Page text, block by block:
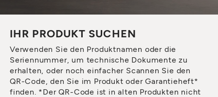
IHR PRODUKT SUCHEN
Verwenden Sie den Produktnamen oder die
Seriennummer, um technische Dokumente zu
erhalten, oder noch einfacher Scannen Sie den
QR-Code, den Sie im Produkt oder Garantieheft*
finden. *Der QR-Code ist in alten Produkten nicht